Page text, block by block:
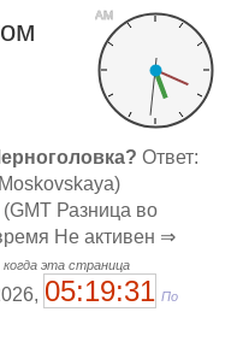
AM
Ответ:
(GMT Разница во
Не активен ⇒
эта страница
05:19:31 По